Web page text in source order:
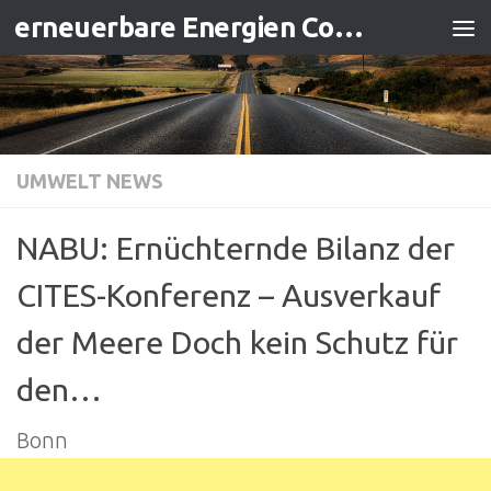
Zum Inhalt springen erneuerbare Energien Contracting
UMWELT NEWS
NABU: Ernüchternde Bilanz der
CITES-Konferenz – Ausverkauf
der Meere Doch kein Schutz für
den…
Bonn